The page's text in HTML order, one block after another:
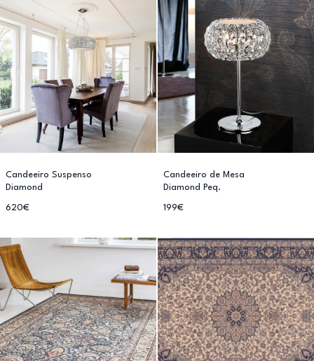
Candeeiro Suspenso
Diamond
620€
Candeeiro de Mesa
Diamond Peq.
199€